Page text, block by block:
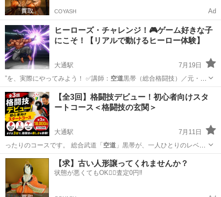
COYASH Ad
ヒーローズ・チャレンジ！🎮ゲーム好きな子
にこそ！【リアルで動けるヒーロー体験】
大通駅
7月19日
”を、実際にやってみよう！ ✅講師： 空道黒帯（総合格闘技）／元・格
ゲー大好き少…
北海道 札幌市 大通駅 空手/他格闘技 黒帯
【全3回】格闘技デビュー！初心者向けスタ
ートコース＜格闘技の玄関＞
大通駅
7月11日
ったりのコースです。 総合武道「 空道」黒帯が、一人ひとりのレベル
に合わせて…
北海道 札幌市 大通駅 空手/他格闘技 格闘技
【求】古い人形譲ってくれませんか？
状態が悪くてもOK🙆‍♀️査定0円‼️